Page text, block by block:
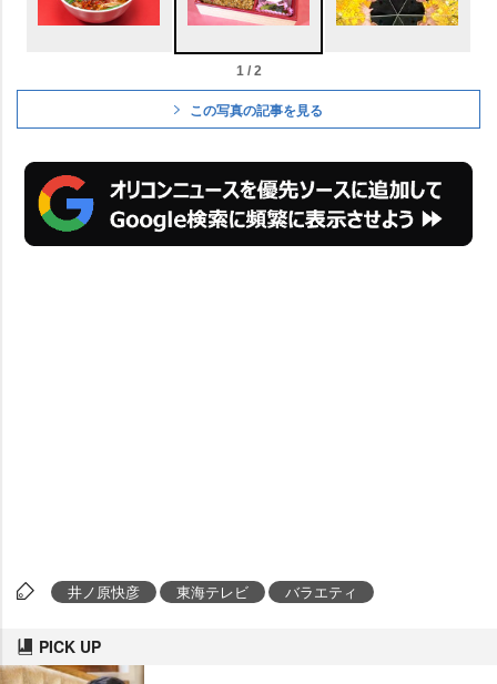
1 / 2
この写真の記事を見る
井ノ原快彦 東海テレビ バラエティ
PICK UP